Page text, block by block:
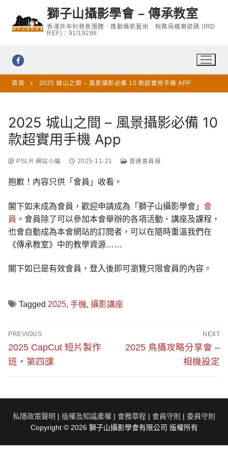
content
獅子山攝影學會 – 傳承教室
香港非牟利慈善團體．推動攝影藝術 稅務局檔案號碼 (IRD
REF)：91/19286
首頁 2025 城山之間 – 風景攝影必備 10 款超實用手機 APP
2025 城山之間 – 風景攝影必備 10
款超實用手機 App
PSLR 網站小編 2025-11-21 普通會員級
抱歉！內容只供「會員」收看。
閣下如未成為會員，歡迎申請成為「獅子山攝影學會」 會
員 。會員除了可以參加本會舉辦的各項活動、講座及課程，
也會自動成為本會網站的訂閱者，可以在隨時重溫我們在
《傳承教室》中的教學資源……
閣下如已是有效會員，登入後即可瀏覽只限會員的內容。
Tagged 2025, 手機, 攝影講座
文
章
導
PREVIOUS
Previous
post:
2025 CapCut 短片製作
班・第四課
NEXT
Next
2025 鳥攝攻略分享會 –
相機設定
私隱政策聲明 | 版權及知識產權 | 會務章程 | 會員守則 | 委員守則
Copyright © 2026 獅子山攝影學會有限公司 版權所有